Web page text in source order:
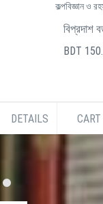
কল্পবিজ্ঞান ও
বিপ্রদাশ
BDT
DETAILS CART